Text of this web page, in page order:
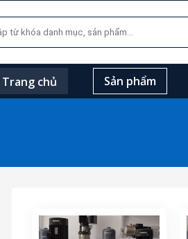
Trang chủ Sản phẩm